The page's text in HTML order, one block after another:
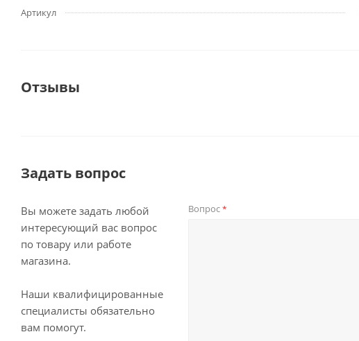
Артикул
Отзывы
Задать вопрос
Вы можете задать любой
интересующий вас вопрос
по товару или работе
магазина.
Наши квалифицированные
специалисты обязательно
вам помогут.
Вопрос*